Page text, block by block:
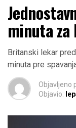
minuta za
Britanski lekar
minuta pre
Objavljeno
Objavio: